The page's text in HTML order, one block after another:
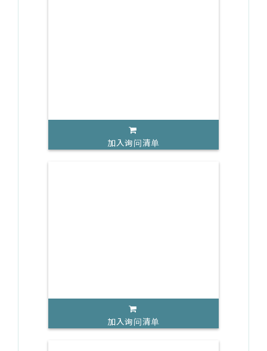
加入询问清单
加入询问清单